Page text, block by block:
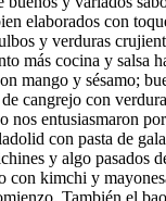
elaborados con
y verduras
más cocina y salsa
mango y sésamo;
cangrejo con
nos entusiasmaron
con pasta de
y algo pasados
kimchi y
También el